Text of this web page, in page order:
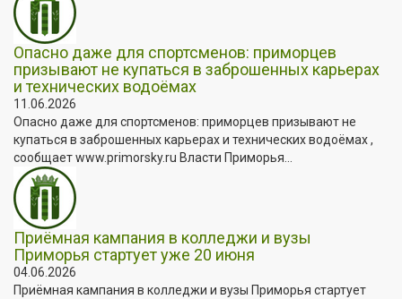
Опасно даже для спортсменов: приморцев
призывают не купаться в заброшенных карьерах
и технических водоёмах
11.06.2026
Опасно даже для спортсменов: приморцев призывают не
купаться в заброшенных карьерах и технических водоёмах ,
сообщает www.primorsky.ru Власти Приморья...
Приёмная кампания в колледжи и вузы
Приморья стартует уже 20 июня
04.06.2026
Приёмная кампания в колледжи и вузы Приморья стартует